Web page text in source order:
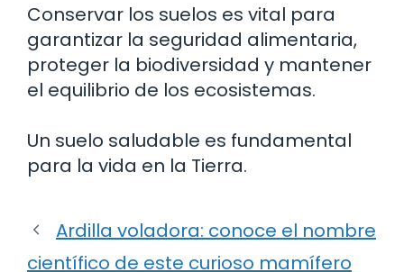
Conservar los suelos es vital para
garantizar la seguridad alimentaria,
proteger la biodiversidad y mantener
el equilibrio de los ecosistemas.
Un suelo saludable es fundamental
para la vida en la Tierra.
Ardilla voladora: conoce el nombre
científico de este curioso mamífero